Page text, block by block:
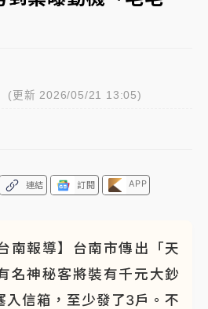
事人數！辜仲諒向法院聲請遭
2檔！今線上預約開賣一度塞車
時
(更新 2026/05/21 13:05)
連結 訂閱 APP
南報導】台南市傳出「天
名神秘客將裝有千元大鈔
入信箱，至少發了3戶。不